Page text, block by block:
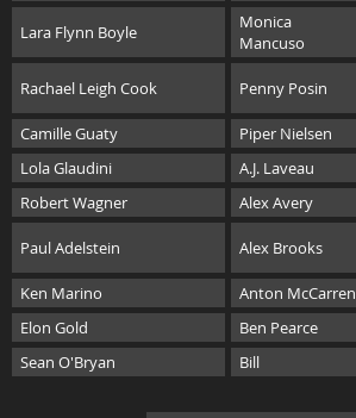
Lara Flynn Boyle
Monica
Mancuso
Rachael Leigh Cook Penny Posin
Camille Guaty
Piper Nielsen
Lola Glaudini
A.J. Laveau
Robert Wagner
Alex Avery
Paul Adelstein Alex Brooks
Ken Marino
Anton McCarren
Elon Gold
Ben Pearce
Sean O'Bryan
Bill